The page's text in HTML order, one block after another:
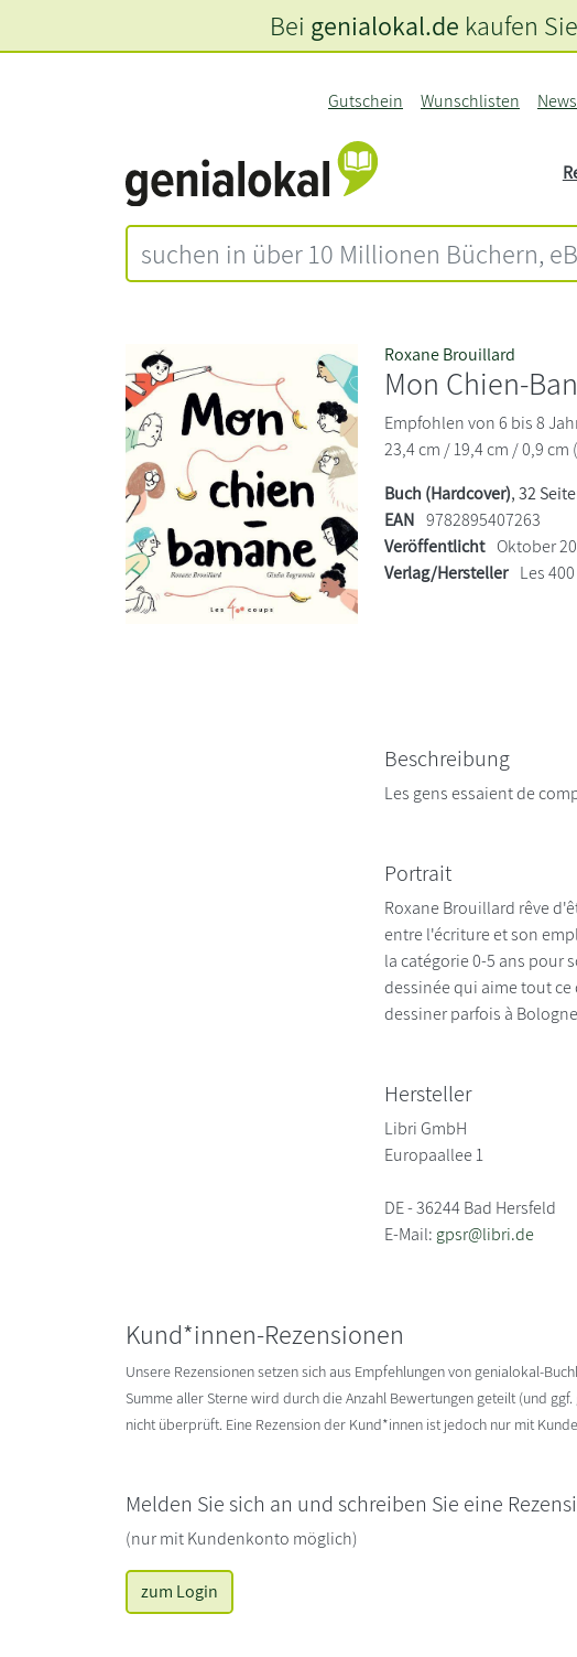
Gutschein Wunschlisten
Bei genialokal.de kaufen
Roxane Brouillard
Mon Chien-
Empfohlen von 6 bis 8
23,4 cm / 19,4 cm / 0,9 cm
Buch (Hardcover), 32
EAN 9782895407263
Veröffentlicht Oktober
Verlag/Hersteller Les
Beschreibung
Les gens essaient de
Portrait
Roxane Brouillard rêve
entre l'écriture et son
la catégorie 0-5 ans pour
dessinée qui aime tout ce
dessiner parfois à
Hersteller
Libri GmbH
Europaallee 1
DE - 36244 Bad Hersfeld
E-Mail: gpsr@libri.de
Kund*innen-Rezensionen
Unsere Rezensionen setzen sich aus Empfehlungen von genialokal-
Summe aller Sterne wird durch die Anzahl Bewertungen geteilt (und
nicht überprüft. Eine Rezension der Kund*innen ist jedoch nur mit
Melden Sie sich an und schreiben Sie eine
(nur mit Kundenkonto möglich)
zum Login